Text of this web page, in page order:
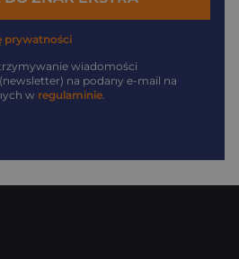
prywatności
wiadomości
na podany e-mail na
w regulaminie